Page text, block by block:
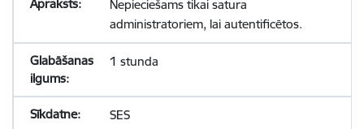
Nepieciešams tikai satura
administratoriem, lai autentificētos.
1 stunda
SES